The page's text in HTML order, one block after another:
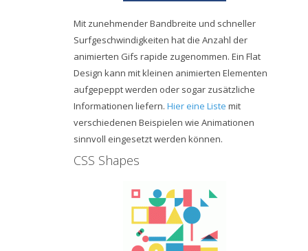
Mit zunehmender Bandbreite und schneller
Surfgeschwindigkeiten hat die Anzahl der
animierten Gifs rapide zugenommen. Ein Flat
Design kann mit kleinen animierten Elementen
aufgepeppt werden oder sogar zusätzliche
Informationen liefern.Hier eine Liste mit
verschiedenen Beispielen wie Animationen
sinnvoll eingesetzt werden können.
CSS Shapes